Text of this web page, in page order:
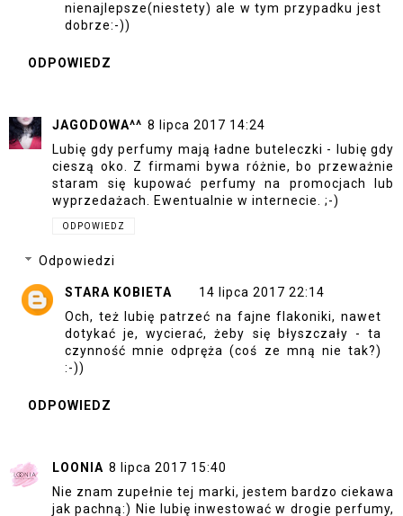
nienajlepsze(niestety) ale w tym przypadku jest
dobrze:-))
ODPOWIEDZ
JAGODOWA^^ 8 lipca 2017 14:24
Lubię gdy perfumy mają ładne buteleczki - lubię gdy
cieszą oko. Z firmami bywa różnie, bo przeważnie
staram się kupować perfumy na promocjach lub
wyprzedażach. Ewentualnie w internecie. ;-)
ODPOWIEDZ
Odpowiedzi
STARA KOBIETA
14 lipca 2017 22:14
Och, też lubię patrzeć na fajne flakoniki, nawet
dotykać je, wycierać, żeby się błyszczały - ta
czynność mnie odpręża (coś ze mną nie tak?)
:-))
ODPOWIEDZ
LOONIA 8 lipca 2017 15:40
Nie znam zupełnie tej marki, jestem bardzo ciekawa
jak pachną:) Nie lubię inwestować w drogie perfumy,